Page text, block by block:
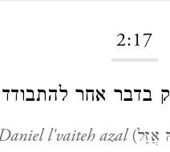
2:17
בדבר אחר
l'vaiteh azal(אֱדַיִן דָּנִיֵּאל לְבַיְתֵהּ אֲזַל - Then Daniel